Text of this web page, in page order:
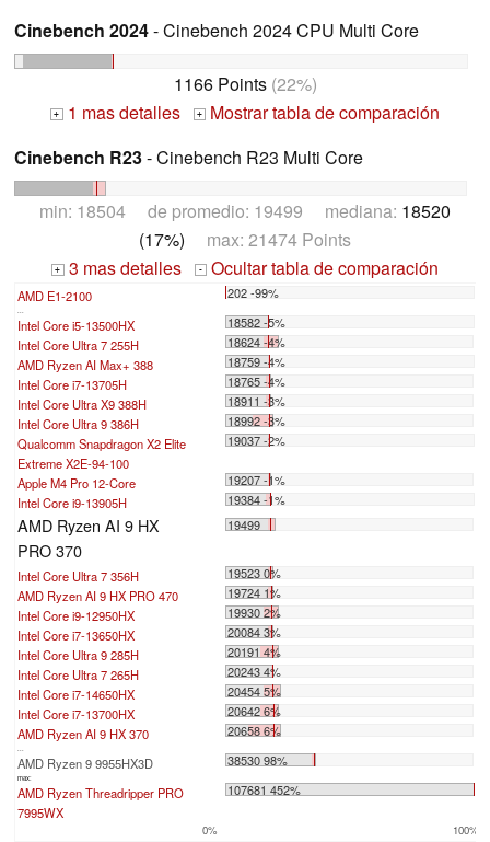
Cinebench 2024- Cinebench 2024 CPU Multi Core
1166 Points(22%)
+ 1 mas detalles +
Mostrar tabla de comparación
Cinebench R23- Cinebench R23 Multi Core
min: 18504 de promedio: 19499 mediana: 18520
(17%) max: 21474 Points
+ 3 mas detalles - Ocultar tabla de comparación
AMD E1-2100 202 -99%
...
Intel Core i5-13500HX
18582 -5%
Intel Core Ultra 7 255H
18624 -4%
AMD Ryzen AI Max+ 388
18759 -4%
Intel Core i7-13705H
18765 -4%
Intel Core Ultra X9 388H
18911 -3%
Intel Core Ultra 9 386H
18992 -3%
Qualcomm Snapdragon X2 Elite
Extreme X2E-94-100
19037 -2%
Apple M4 Pro 12-Core
19207 -1%
Intel Core i9-13905H
19384 -1%
AMD Ryzen AI 9 HX
PRO 370
19499
Intel Core Ultra 7 356H
19523 0%
AMD Ryzen AI 9 HX PRO 470
19724 1%
Intel Core i9-12950HX
19930 2%
Intel Core i7-13650HX
20084 3%
Intel Core Ultra 9 285H
20191 4%
Intel Core Ultra 7 265H
20243 4%
Intel Core i7-14650HX
20454 5%
Intel Core i7-13700HX
20642 6%
AMD Ryzen AI 9 HX 370
20658 6%
...
AMD Ryzen 9 9955HX3D 38530 98%
max:
AMD Ryzen Threadripper PRO
7995WX
107681 452%
0% 100%